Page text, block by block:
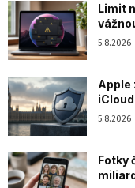
Limit
5.8.2026
Apple
5.8.2026
Fotky